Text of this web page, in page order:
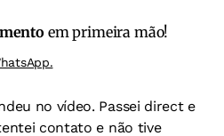
em primeira mão!
no vídeo. Passei direct e
contato e não tive